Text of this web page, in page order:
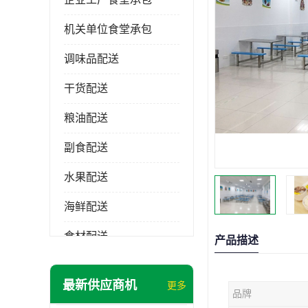
机关单位食堂承包
调味品配送
干货配送
粮油配送
副食配送
水果配送
海鲜配送
食材配送
最新供应商机 更多
产品描述
品牌